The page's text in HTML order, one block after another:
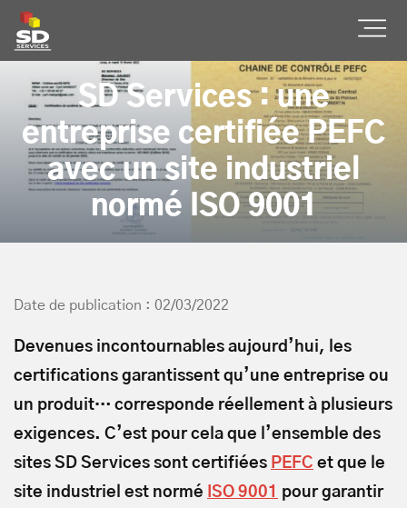
SD Services
SD Services : une
entreprise certifiée PEFC
avec un site industriel
normé ISO 9001
Date de publication : 02/03/2022
Devenues incontournables aujourd’hui, les
certifications garantissent qu’une entreprise ou
un produit… corresponde réellement à plusieurs
exigences. C’est pour cela que l’ensemble des
sites SD Services sont certifiées PEFC et que le
site industriel est normé ISO 9001
pour garantir